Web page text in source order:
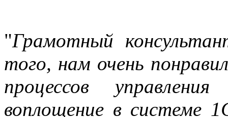
"Грамотный
того, нам очень
процессов
воплощение в системе